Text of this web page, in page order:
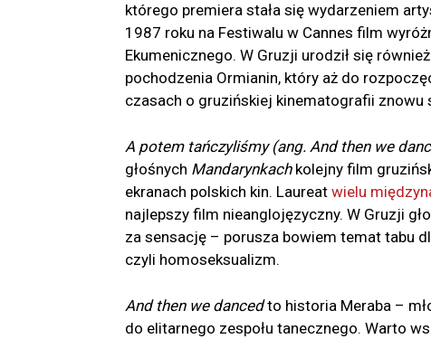
którego premiera stała się wydarzeniem
1987 roku na Festiwalu w Cannes film
Ekumenicznego. W Gruzji urodził się
pochodzenia Ormianin, który aż do
czasach o gruzińskiej kinematografii znowu
A potem tańczyliśmy (ang. And then we
głośnych Mandarynkachkolejny film
ekranach polskich kin. Laureat wielu
najlepszy film nieanglojęzyczny. W Gruzji
za sensację – porusza bowiem temat tabu
czyli homoseksualizm.
And then we dancedto historia Meraba –
do elitarnego zespołu tanecznego. Warto